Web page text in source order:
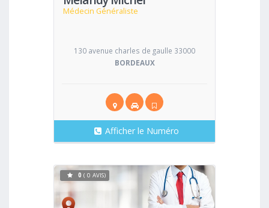
Médecin Généraliste
130 avenue charles de gaulle 33000
BORDEAUX
Afficher le Numéro
Voir
0 ( 0 AVIS)